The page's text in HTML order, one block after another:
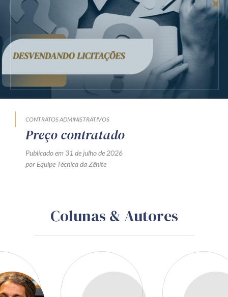
CONTRATOS ADMINISTRATIVOS
Preço contratado
Publicado em 31 de julho de 2026
por Equipe Técnica da Zênite
Colunas & Autores